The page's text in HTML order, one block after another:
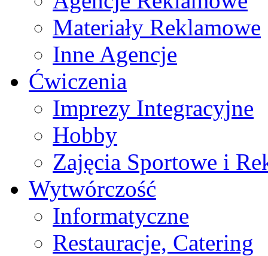
Materiały Reklamowe
Inne Agencje
Ćwiczenia
Imprezy Integracyjne
Hobby
Zajęcia Sportowe i
Wytwórczość
Informatyczne
Restauracje, Catering